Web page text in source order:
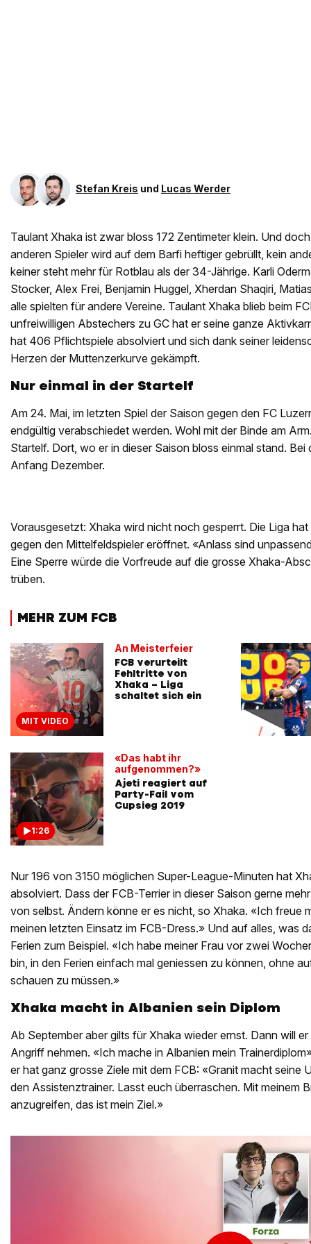
Stefan Kreis und Lucas Werder
Taulant Xhaka ist zwar bloss 172 Zentimeter klein. Und
anderen Spieler wird auf dem Barfi heftiger gebrüllt, kein
keiner steht mehr für Rotblau als der 34-Jährige. Karli
Stocker, Alex Frei, Benjamin Huggel, Xherdan Shaqiri,
alle spielten für andere Vereine. Taulant Xhaka blieb beim
unfreiwilligen Abstechers zu GC hat er seine ganze
hat 406 Pflichtspiele absolviert und sich dank seiner
Herzen der Muttenzerkurve gekämpft.
Nur einmal in der Startelf
Am 24. Mai, im letzten Spiel der Saison gegen den FC
endgültig verabschiedet werden. Wohl mit der Binde am
Startelf. Dort, wo er in dieser Saison bloss einmal stand. Bei
Anfang Dezember.
Vorausgesetzt: Xhaka wird nicht noch gesperrt. Die Liga
gegen den Mittelfeldspieler eröffnet. «Anlass sind
Eine Sperre würde die Vorfreude auf die grosse Xhaka-
trüben.
MEHR ZUM FCB
MIT VIDEO
An Meisterfeier
FCB verurteilt
Fehltritte von
Xhaka – Liga
schaltet sich ein
1:26
«Das habt ihr
aufgenommen?»
Ajeti reagiert auf
Party-Fail vom
Cupsieg 2019
Nur 196 von 3150 möglichen Super-League-Minuten hat
absolviert. Dass der FCB-Terrier in dieser Saison gerne
von selbst. Ändern könne er es nicht, so Xhaka. «Ich freue
meinen letzten Einsatz im FCB-Dress.» Und auf alles, was
Ferien zum Beispiel. «Ich habe meiner Frau vor zwei
bin, in den Ferien einfach mal geniessen zu können, ohne
schauen zu müssen.»
Xhaka macht in Albanien sein Diplom
Ab September aber gilts für Xhaka wieder ernst. Dann will
Angriff nehmen. «Ich mache in Albanien mein
er hat ganz grosse Ziele mit dem FCB: «Granit macht seine
den Assistenztrainer. Lasst euch überraschen. Mit meinem
anzugreifen, das ist mein Ziel.»